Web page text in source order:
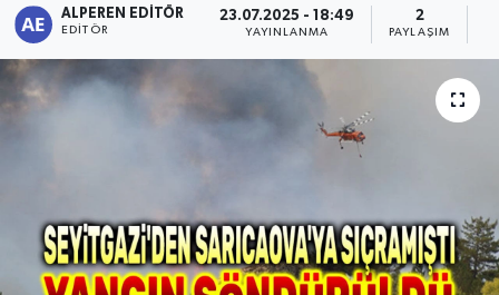
ALPEREN EDITÖR
EDITÖR
23.07.2025 - 18:49
YAYINLANMA
2
PAYLAŞIM
Magazin
Etkinlikler